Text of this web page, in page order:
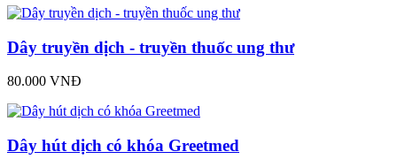
Dây truyền dịch - truyền thuốc ung thư
80.000 VNĐ
Dây hút dịch có khóa Greetmed